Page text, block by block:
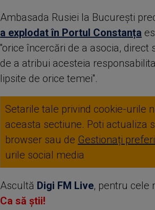
Ambasada Rusiei la București
a explodat în Portul Constanța
''orice încercări de a asocia,
de a atribui acesteia
lipsite de orice temei''.
Setarile tale privind cookie-urile
aceasta sectiune. Poti actualiza
browser sau de Gestionați
urile social media
Ascultă Digi FM Live, pentru cele
Ca să știi!